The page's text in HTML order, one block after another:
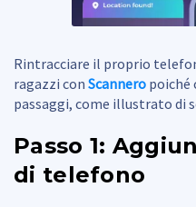
Rintracciare il proprio
ragazzi con Scannero poiché
passaggi, come illustrato di
Passo 1:
di telefono